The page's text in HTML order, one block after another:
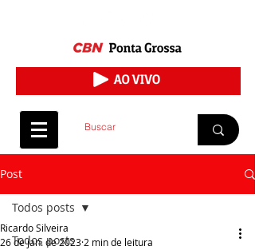
Post
Todos posts
Todos posts
Ricardo Silveira
26 de jan. de 2023 2 min de leitura